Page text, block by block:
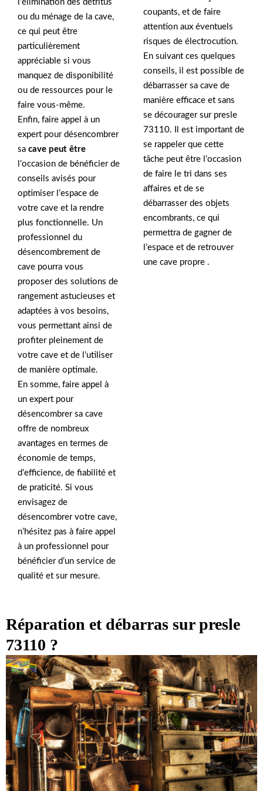
l’élimination des détritus
ou du ménage de la cave,
ce qui peut être
particulièrement
appréciable si vous
manquez de disponibilité
ou de ressources pour le
faire vous-même.
Enfin, faire appel à un
expert pour désencombrer
sa cave peut être
l’occasion de bénéficier de
conseils avisés pour
optimiser l’espace de
votre cave et la rendre
plus fonctionnelle. Un
professionnel du
désencombrement de
cave pourra vous
proposer des solutions de
rangement astucieuses et
adaptées à vos besoins,
vous permettant ainsi de
profiter pleinement de
votre cave et de l’utiliser
de manière optimale.
En somme, faire appel à
un expert pour
désencombrer sa cave
offre de nombreux
avantages en termes de
économie de temps,
d’efficience, de fiabilité et
de praticité. Si vous
envisagez de
désencombrer votre cave,
n’hésitez pas à faire appel
à un professionnel pour
bénéficier d’un service de
qualité et sur mesure.
coupants, et de faire
attention aux éventuels
risques de électrocution.
En suivant ces quelques
conseils, il est possible de
débarrasser sa cave de
manière efficace et sans
se décourager sur presle
73110. Il est important de
se rappeler que cette
tâche peut être l’occasion
de faire le tri dans ses
affaires et de se
débarrasser des objets
encombrants, ce qui
permettra de gagner de
l’espace et de retrouver
une cave propre .
Réparation et débarras sur presle
73110 ?